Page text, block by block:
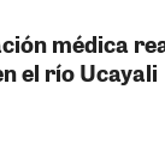
médica
el río Ucayali